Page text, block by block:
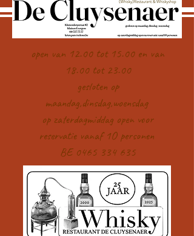
open van 12.00 tot 15.00 en van
18.00 tot 23.00
gesloten op
maandag,dinsdag,woensdag
op zaterdagmiddag open voor
reservatie vanaf 1O personen
BE 0465 334 635